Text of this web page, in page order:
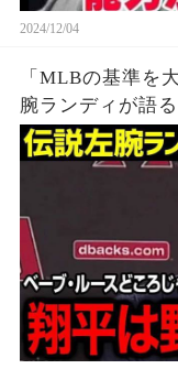
2024/12/04
「MLBの基準を
腕ランディが語
MLB覇者たちが
撃的な共通点に